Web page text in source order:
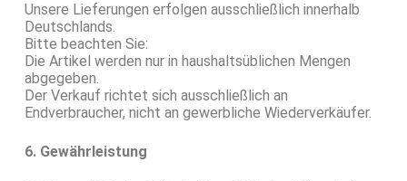
Unsere Lieferungen erfolgen ausschließlich innerhalb
Deutschlands.
Bitte beachten Sie:
Die Artikel werden nur in haushaltsüblichen Mengen
abgegeben.
Der Verkauf richtet sich ausschließlich an
Endverbraucher, nicht an gewerbliche Wiederverkäufer.
6. Gewährleistung